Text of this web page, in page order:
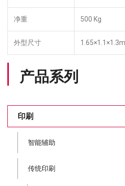
净重 500 Kg
外型尺寸 1.65×1.1×1.3m
产品系列
印刷
智能辅助
传统印刷